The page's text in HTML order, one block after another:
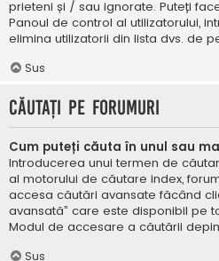
prieteni și / sau ignorate. Puteți
Panoul de control al utilizatorului,
elimina utilizatorii din lista dvs. de
Sus
Căutați pe forumuri
Cum puteți căuta în unul sau
Introducerea unui termen de
al motorului de căutare index,
accesa căutări avansate făcând
avansată” care este disponibil pe
Modul de accesare a căutării
Sus